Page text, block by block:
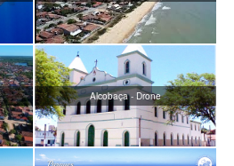
Alcobaça - Drone